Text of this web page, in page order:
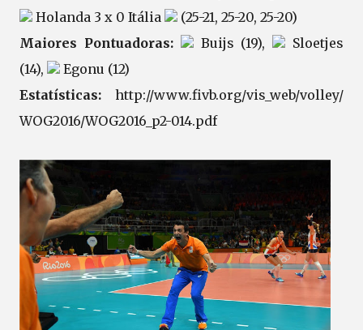
Holanda 3 x 0 Itália
(25-21, 25-20, 25-20)
Maiores Pontuadoras:
Buijs (19),
Sloetjes
(14),
Egonu (12)
Estatísticas: http://www.fivb.org/vis_web/volley/
WOG2016/WOG2016_p2-014.pdf